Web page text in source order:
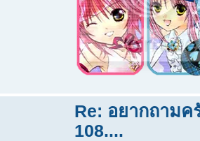
Re: อยากถามค
108....